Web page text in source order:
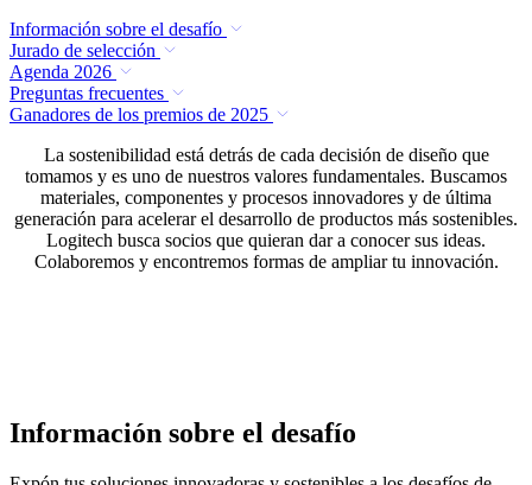
Información sobre el desafío
Jurado de selección
Agenda 2026
Preguntas frecuentes
Ganadores de los premios de 2025
La sostenibilidad está detrás de cada decisión de diseño que
tomamos y es uno de nuestros valores fundamentales. Buscamos
materiales, componentes y procesos innovadores y de última
generación para acelerar el desarrollo de productos más sostenibles.
Logitech busca socios que quieran dar a conocer sus ideas.
Colaboremos y encontremos formas de ampliar tu innovación.
Información sobre el desafío